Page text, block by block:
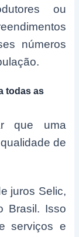
ou
números
todas as
que uma
de
juros Selic,
Brasil. Isso
serviços e